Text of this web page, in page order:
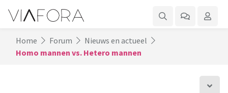
Home Forum
Nieuws en actueel
Homo mannen vs. Hetero mannen